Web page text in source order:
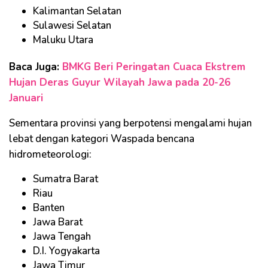
Kalimantan Selatan
Sulawesi Selatan
Maluku Utara
Baca Juga: BMKG Beri Peringatan Cuaca Ekstrem
Hujan Deras Guyur Wilayah Jawa pada 20-26
Januari
Sementara provinsi yang berpotensi mengalami hujan
lebat dengan kategori Waspada bencana
hidrometeorologi:
Sumatra Barat
Riau
Banten
Jawa Barat
Jawa Tengah
D.I. Yogyakarta
Jawa Timur